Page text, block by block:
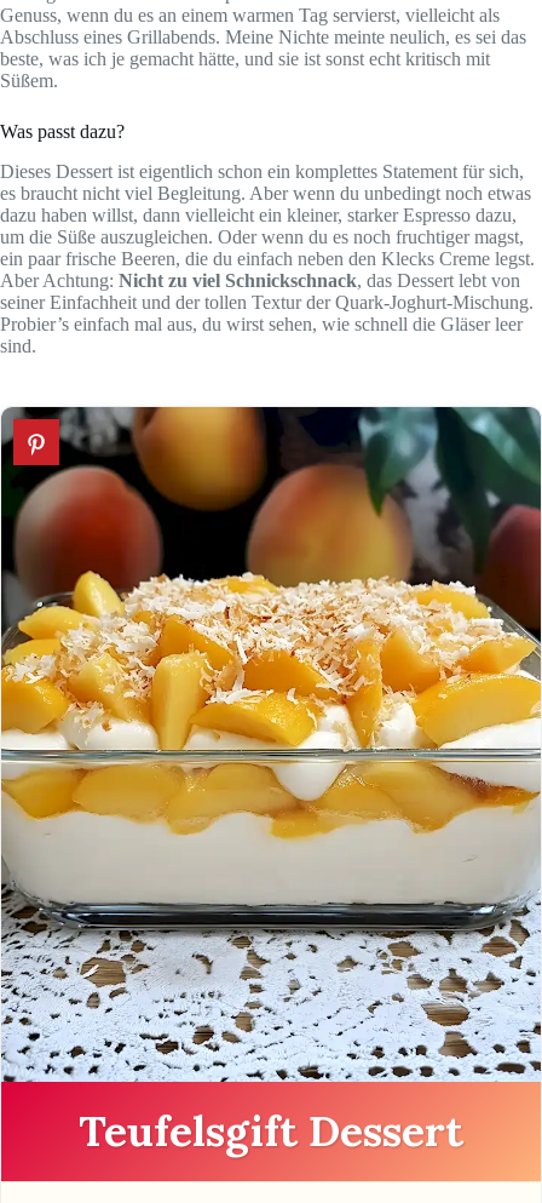
Genuss, wenn du es an einem warmen Tag servierst, vielleicht als
Abschluss eines Grillabends. Meine Nichte meinte neulich, es sei das
beste, was ich je gemacht hätte, und sie ist sonst echt kritisch mit
Süßem.
Was passt dazu?
Dieses Dessert ist eigentlich schon ein komplettes Statement für sich,
es braucht nicht viel Begleitung. Aber wenn du unbedingt noch etwas
dazu haben willst, dann vielleicht ein kleiner, starker Espresso dazu,
um die Süße auszugleichen. Oder wenn du es noch fruchtiger magst,
ein paar frische Beeren, die du einfach neben den Klecks Creme legst.
Aber Achtung: Nicht zu viel Schnickschnack, das Dessert lebt von
seiner Einfachheit und der tollen Textur der Quark-Joghurt-Mischung.
Probier’s einfach mal aus, du wirst sehen, wie schnell die Gläser leer
sind.
Teufelsgift Dessert